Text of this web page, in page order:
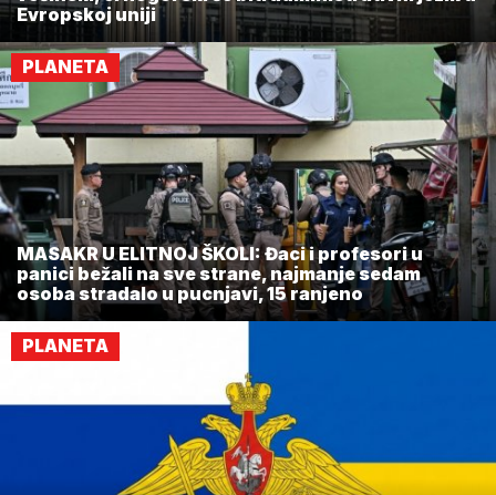
Evropskoj uniji
PLANETA
MASAKR U ELITNOJ ŠKOLI: Đaci i profesori u
panici bežali na sve strane, najmanje sedam
osoba stradalo u pucnjavi, 15 ranjeno
PLANETA